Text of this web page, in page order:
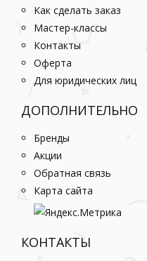
Как сделать заказ
Мастер-классы
Контакты
Оферта
Для юридических лиц
ДОПОЛНИТЕЛЬНО
Бренды
Акции
Обратная связь
Карта сайта
КОНТАКТЫ